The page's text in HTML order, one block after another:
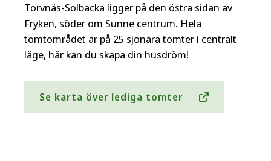
Torvnäs-Solbacka ligger på den östra sidan av
Fryken, söder om Sunne centrum. Hela
tomtområdet är på 25 sjönära tomter i centralt
läge, här kan du skapa din husdröm!
Se karta över lediga tomter